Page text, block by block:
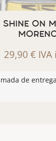
SHINE ON
29,90€ IVA
de